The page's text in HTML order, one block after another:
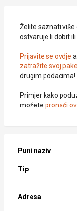
Želite saznati više
ostvaruje li dobit ili
Prijavite se ovdje
zatražite svoj
drugim podacima!
Primjer kako
možete pronaći
Puni naziv
Tip
Adresa